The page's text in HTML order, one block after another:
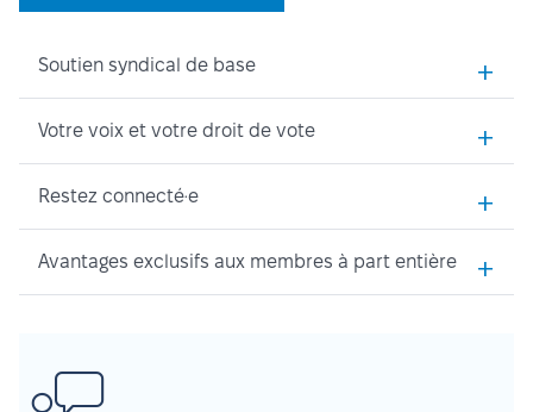
Soutien syndical de base +
Votre voix et votre droit de vote +
Restez connecté·e +
Avantages exclusifs aux membres à part entière +